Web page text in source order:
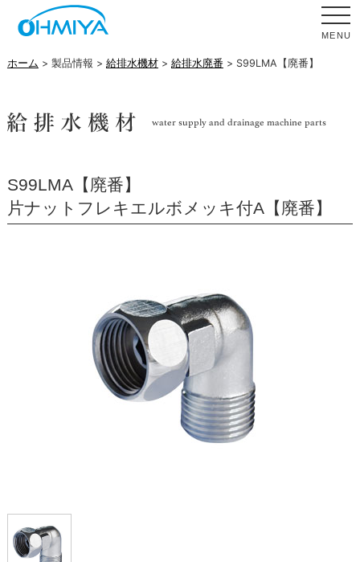
MENU
ホーム > 製品情報 > 給排水機材> 給排水廃番 > S99LMA【廃番】
S99LMA【廃番】
片ナットフレキエルボメッキ付A【廃番】